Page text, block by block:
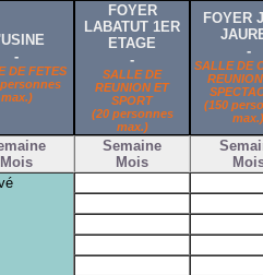
-
DE FETES
max.)
FOYER
LABATUT 1ER
ETAGE
-
SALLE DE
REUNION ET
SPORT
(20 personnes
max.)
FOYER
-
SALLE DE
(150
max.)
Mois
Semaine
Mois